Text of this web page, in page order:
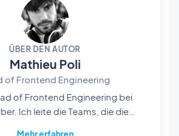
ÜBER DEN AUTOR
Mathieu Poli
of Frontend Engineering
of Frontend Engineering bei
die die
Mehr erfahren